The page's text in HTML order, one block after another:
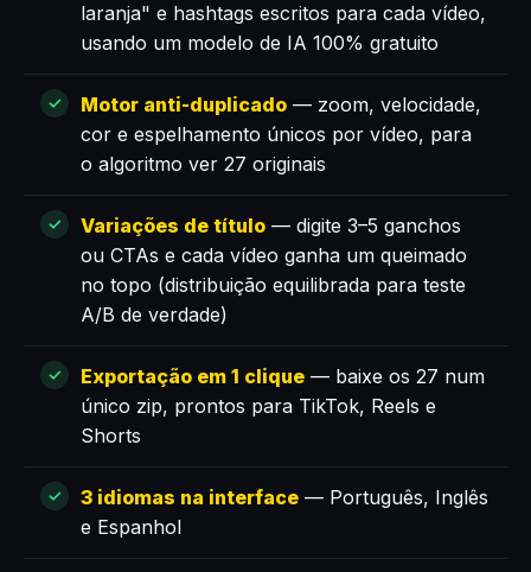
laranja" e hashtags escritos para cada vídeo,
usando um modelo de IA 100% gratuito
Motor anti-duplicado — zoom, velocidade,
cor e espelhamento únicos por vídeo, para
o algoritmo ver 27 originais
Variações de título — digite 3–5 ganchos
ou CTAs e cada vídeo ganha um queimado
no topo (distribuição equilibrada para teste
A/B de verdade)
Exportação em 1 clique — baixe os 27 num
único zip, prontos para TikTok, Reels e
Shorts
3 idiomas na interface — Português, Inglês
e Espanhol